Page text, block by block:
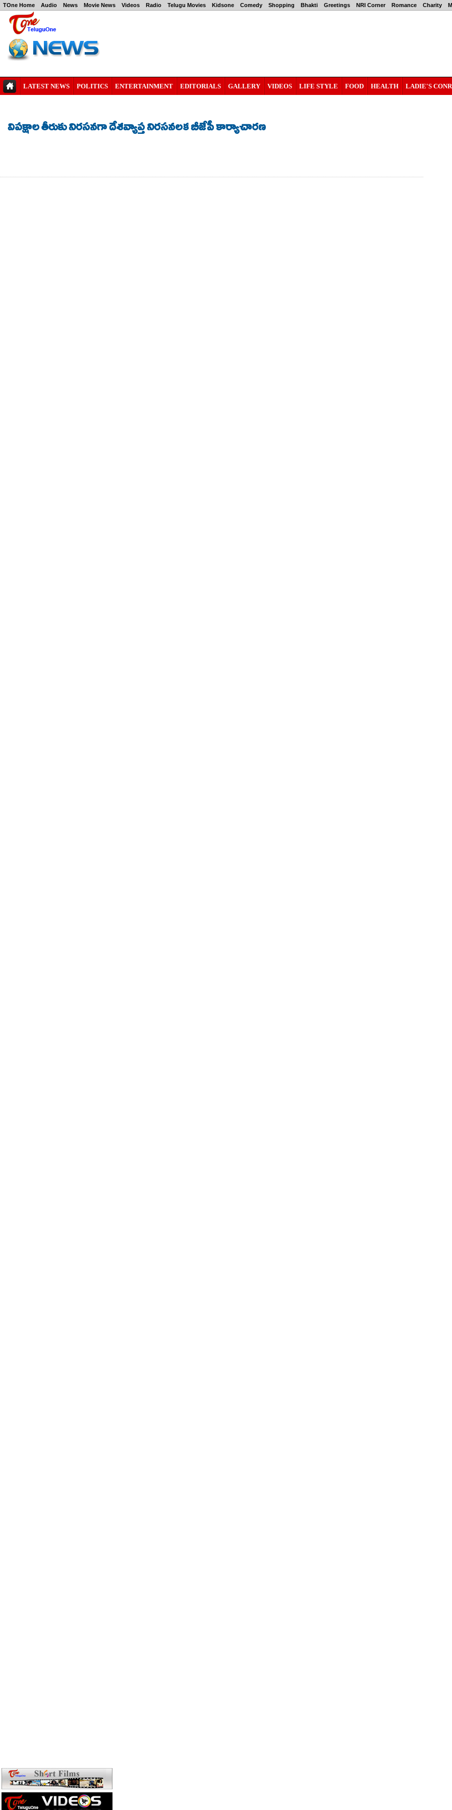
TOne Home Audio News Movie News Videos Radio Telugu Movies Kidsone Comedy Shopping Bhakti Greetings NRI Corner Romance Charity
LATEST NEWS POLITICS ENTERTAINMENT EDITORIALS GALLERY VIDEOS LIFE STYLE FOOD HEALTH LADIE'S
విపక్షాల తీరుకు నిరసనగా దేశవ్యాప్త నిరసనలక బీజేపీ కార్యాచారణ